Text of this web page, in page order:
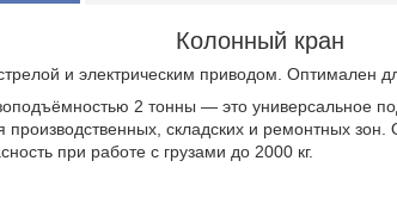
Колонный кран
и электрическим приводом. Оптимален
2 тонны — это универсальное
складских и ремонтных зон.
при работе с грузами до 2000 кг.